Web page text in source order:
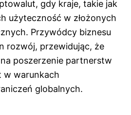
gdy kraje, takie jak
użyteczność w złożonych
Przywódcy biznesu
rozwój, przewidując, że
poszerzenie partnerstw
w warunkach
globalnych.